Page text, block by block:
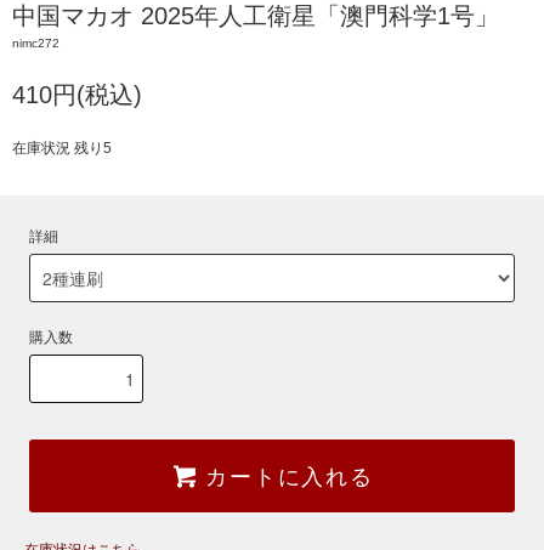
中国マカオ 2025年人工衛星「澳門科学1号」
nimc272
410円(税込)
在庫状況 残り5
詳細
購入数
カートに入れる